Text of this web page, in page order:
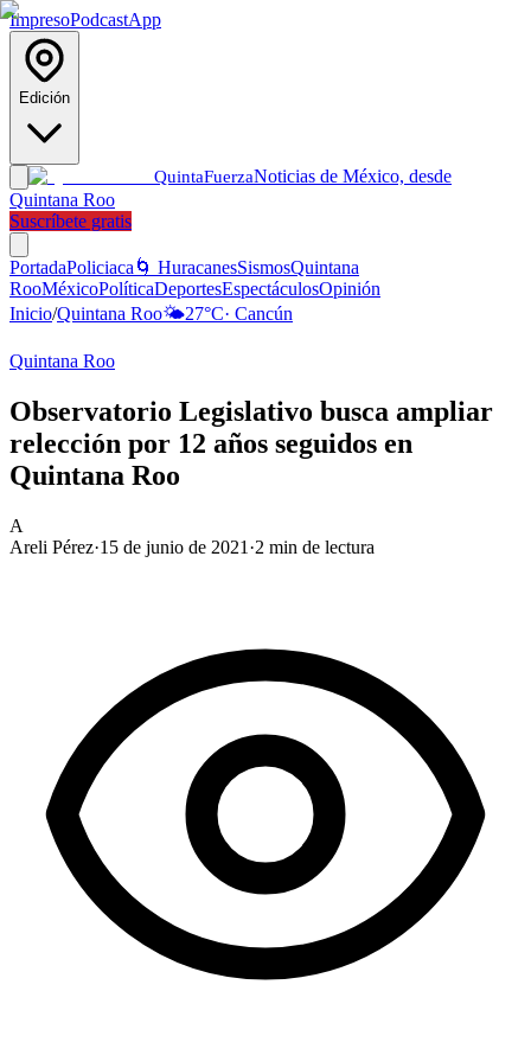
ImpresoPodcastApp
Edición
QuintaFuerzaNoticias de México, desde
Quintana Roo
Suscríbete gratis
PortadaPoliciaca 🌀 HuracanesSismosQuintana
RooMéxicoPolíticaDeportesEspectáculosOpinión
Inicio/Quintana Roo🌤️27°C· Cancún
Quintana Roo
Observatorio Legislativo busca ampliar
relección por 12 años seguidos en
Quintana Roo
A
Areli Pérez·15 de junio de 2021 ·2 min de lectura